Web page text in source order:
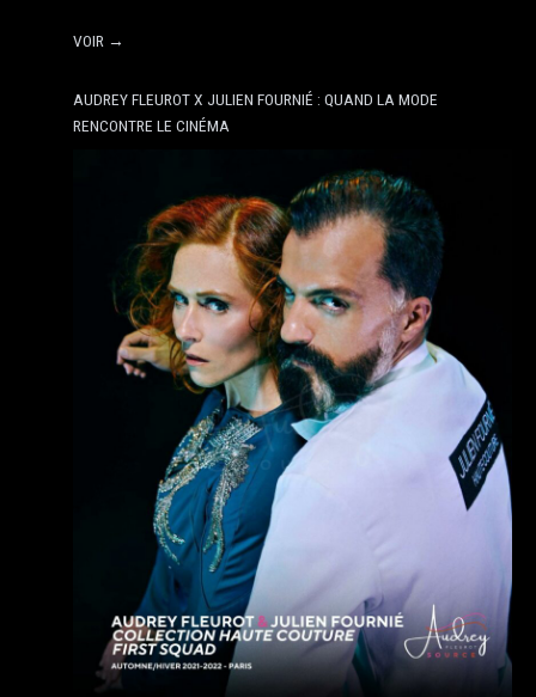
VOIR →
AUDREY FLEUROT X JULIEN FOURNIÉ : QUAND LA MODE
RENCONTRE LE CINÉMA